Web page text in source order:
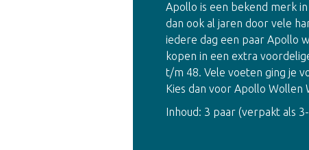
Apollo is een bekend merk
dan ook al jaren door vele
iedere dag een paar Apollo
kopen in een extra
t/m 48. Vele voeten ging je
Kies dan voor Apollo Wollen
Inhoud: 3 paar (verpakt als